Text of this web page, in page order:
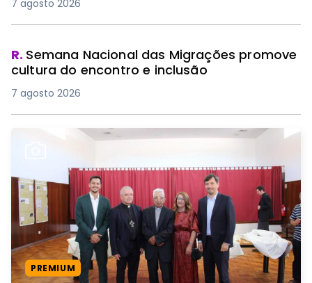
7 agosto 2026
R. Semana Nacional das Migrações promove
cultura do encontro e inclusão
7 agosto 2026
PREMIUM